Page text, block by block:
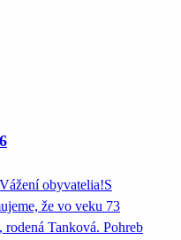
obyvatelia!S
že vo veku 73
Tanková. Pohreb